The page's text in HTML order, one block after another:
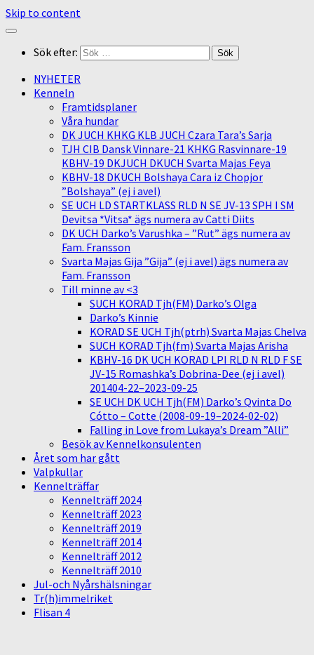
Skip to content
Sök efter:
NYHETER
Kenneln
Framtidsplaner
Våra hundar
DK JUCH KHKG KLB JUCH Czara Tara’s Sarja
TJH CIB Dansk Vinnare-21 KHKG Rasvinnare-19
KBHV-19 DKJUCH DKUCH Svarta Majas Feya
KBHV-18 DKUCH Bolshaya Cara iz Chopjor
”Bolshaya” (ej i avel)
SE UCH LD STARTKLASS RLD N SE JV-13 SPH I SM
Devitsa *Vitsa* ägs numera av Catti Diits
DK UCH Darko’s Varushka – ”Rut” ägs numera av
Fam. Fransson
Svarta Majas Gija ”Gija” (ej i avel) ägs numera av
Fam. Fransson
Till minne av <3
SUCH KORAD Tjh(FM) Darko’s Olga
Darko’s Kinnie
KORAD SE UCH Tjh(ptrh) Svarta Majas Chelva
SUCH KORAD Tjh(fm) Svarta Majas Arisha
KBHV-16 DK UCH KORAD LPI RLD N RLD F SE
JV-15 Romashka’s Dobrina-Dee (ej i avel)
201404-22–2023-09-25
SE UCH DK UCH Tjh(FM) Darko’s Qvinta Do
Cótto – Cotte (2008-09-19–2024-02-02)
Falling in Love from Lukaya’s Dream ”Alli”
Besök av Kennelkonsulenten
Året som har gått
Valpkullar
Kennelträffar
Kennelträff 2024
Kennelträff 2023
Kennelträff 2019
Kennelträff 2014
Kennelträff 2012
Kennelträff 2010
Jul-och Nyårshälsningar
Tr(h)immelriket
Flisan 4